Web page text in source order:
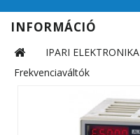
INFORMÁCIÓ
IPARI ELEKTRONIKA
Frekvenciaváltók